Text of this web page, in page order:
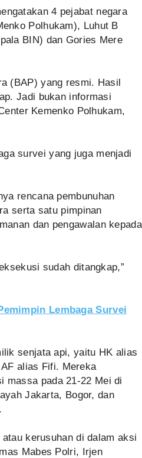
4 pejabat negara
Polhukam), Luhut B
BIN) dan Gories Mere
(BAP) yang resmi. Hasil
Jadi bukan informasi
Kemenko Polhukam,
survei yang juga menjadi
rencana pembunuhan
serta satu pimpinan
dan pengawalan kepada
sudah ditangkap,”
Lembaga Survei
senjata api, yaitu HK alias
alias Fifi. Mereka
massa pada 21-22 Mei di
Jakarta, Bogor, dan
kerusuhan di dalam aksi
Mabes Polri, Irjen